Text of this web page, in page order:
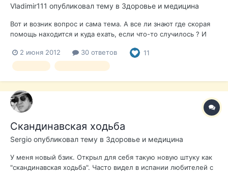
Vladimir111 опубликовал тему в Здоровье и медицина
Вот и возник вопрос и сама тема. А все ли знают где скорая
помощь находится и куда ехать, если что-то случилось ? И
самим куда-то ехать в своем городе ? Вот например у себя в
Кальпе я даже этого и не знаю ? А кто может знает где
2 июня 2012 30 ответов 11
Скандинавская ходьба
Sergio опубликовал тему в Здоровье и медицина
У меня новый бзик. Открыл для себя такую новую штуку как
"скандинавская ходьба". Часто видел в испании любителей с